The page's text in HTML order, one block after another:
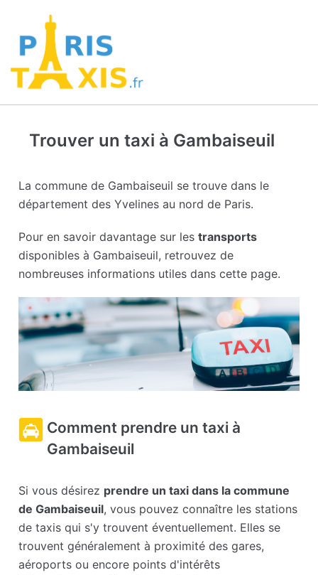
Trouver un taxi à Gambaiseuil
La commune de Gambaiseuil se trouve dans le
département des Yvelines au nord de Paris.
Pour en savoir davantage sur lestransports
disponibles à Gambaiseuil, retrouvez de
nombreuses informations utiles dans cette page.
Comment prendre un taxi à
Gambaiseuil
Si vous désirez prendre un taxi dans la commune
de Gambaiseuil, vous pouvez connaître les stations
de taxis qui s'y trouvent éventuellement. Elles se
trouvent généralement à proximité des gares,
aéroports ou encore points d'intérêts